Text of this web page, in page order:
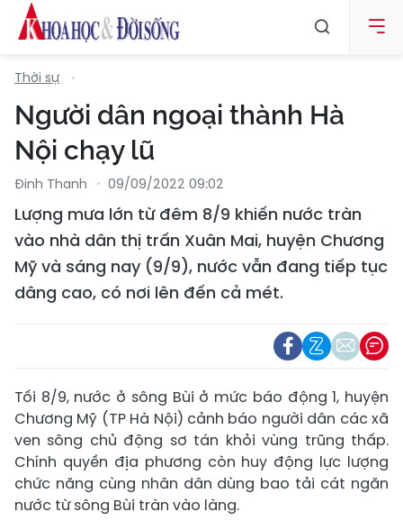
Thời sự
Người dân ngoại thành Hà
Nội chạy lũ
Đinh Thanh 09/09/2022 09:02
Lượng mưa lớn từ đêm 8/9 khiến nước tràn
vào nhà dân thị trấn Xuân Mai, huyện Chương
Mỹ và sáng nay (9/9), nước vẫn đang tiếp tục
dâng cao, có nơi lên đến cả mét.
Tối 8/9, nước ở sông Bùi ở mức báo động 1, huyện
Chương Mỹ (TP Hà Nội) cảnh báo người dân các xã
ven sông chủ động sơ tán khỏi vùng trũng thấp.
Chính quyền địa phương còn huy động lực lượng
chức năng cùng nhân dân dùng bao tải cát ngăn
nước từ sông Bùi tràn vào làng.